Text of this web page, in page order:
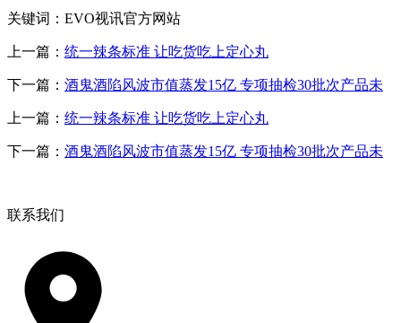
关键词：EVO视讯官方网站
上一篇： 统一辣条标准 让吃货吃上定心丸
下一篇： 酒鬼酒陷风波市值蒸发15亿 专项抽检30批次产品未
上一篇： 统一辣条标准 让吃货吃上定心丸
下一篇： 酒鬼酒陷风波市值蒸发15亿 专项抽检30批次产品未
联系我们